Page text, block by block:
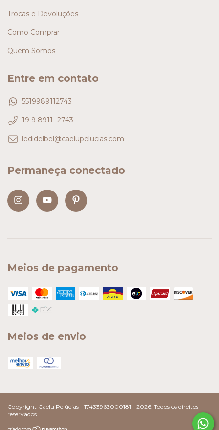
Trocas e Devoluções
Como Comprar
Quem Somos
Entre em contato
5519989112743
19 9 8911- 2743
ledidelbel@caelupelucias.com
Permaneça conectado
Meios de pagamento
Meios de envio
Copyright Caelu Pelúcias - 17433963000181 - 2026. Todos os direitos
reservados.